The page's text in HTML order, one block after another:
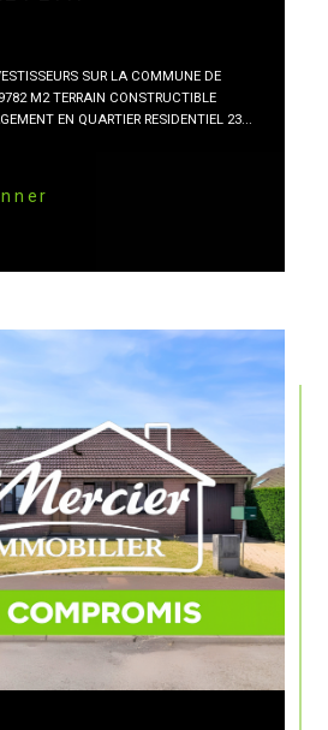
SUR LA COMMUNE DE
M2 TERRAIN CONSTRUCTIBLE
EN QUARTIER RESIDENTIEL 23...